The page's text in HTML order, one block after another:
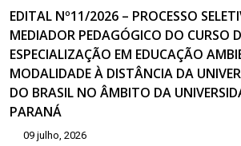
EDITAL Nº11/2026 – PROCESSO
MEDIADOR PEDAGÓGICO DO CURSO
ESPECIALIZAÇÃO EM EDUCAÇÃO
MODALIDADE À DISTÂNCIA DA
DO BRASIL NO ÂMBITO DA
PARANÁ
09 julho, 2026